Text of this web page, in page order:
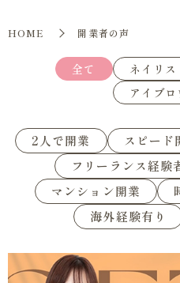
HOME 開業者の声
全て ネイリス
アイブロ
2人で開業 スピード
フリーランス経験
マンション開業
海外経験有り